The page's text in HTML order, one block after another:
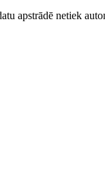
apstrādē netiek